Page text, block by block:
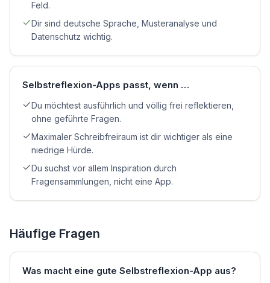
Feld.
Dir sind deutsche Sprache, Musteranalyse und
Datenschutz wichtig.
Selbstreflexion-Apps passt, wenn …
Du möchtest ausführlich und völlig frei reflektieren,
ohne geführte Fragen.
Maximaler Schreibfreiraum ist dir wichtiger als eine
niedrige Hürde.
Du suchst vor allem Inspiration durch
Fragensammlungen, nicht eine App.
Häufige Fragen
Was macht eine gute Selbstreflexion-App aus?